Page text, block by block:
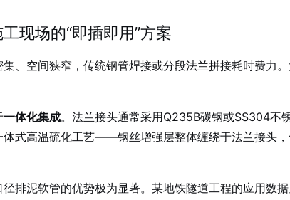
现场的“即插即用”方案
、空间狭窄，传统钢管焊接或分段法兰拼接耗时费力
一体化集成。法兰接头通常采用Q235B碳钢或SS304不
体式高温硫化工艺——钢丝增强层整体缠绕于法兰接头
排泥软管的优势极为显著。某地铁隧道工程的应用